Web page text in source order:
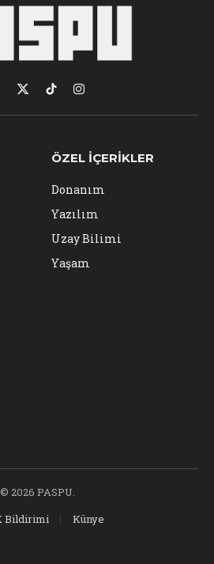
X
(Twitter)
TikTokInstagram
ÖZEL İÇERIKLER
Donanım
Yazılım
Uzay Bilimi
Yaşam
© 2026 PASPU.
Bildirimi
Künye